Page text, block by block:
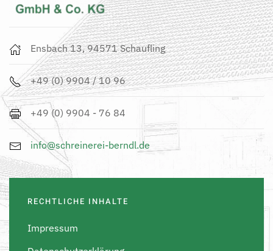
Ensbach 13, 94571 Schaufling
+49 (0) 9904 / 10 96
+49 (0) 9904 - 76 84
info@schreinerei-berndl.de
RECHTLICHE INHALTE
Impressum